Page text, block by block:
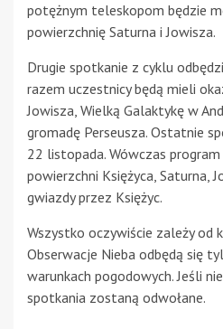
potężnym teleskopom będzie
powierzchnię Saturna i Jowisza.
Drugie spotkanie z cyklu
razem uczestnicy będą mieli
Jowisza, Wielką Galaktykę w
gromadę Perseusza. Ostatnie
22 listopada. Wówczas
powierzchni Księżyca, Saturna,
gwiazdy przez Księżyc.
Wszystko oczywiście zależy od
Obserwacje Nieba odbędą się
warunkach pogodowych. Jeśli
spotkania zostaną odwołane.